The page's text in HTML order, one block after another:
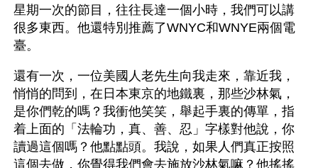
星期一次的節目，往往長達一個小時，我們可以講
很多東西。他還特別推薦了WNYC和WNYE兩個電
臺。
還有一次，一位美國人老先生向我走來，靠近我，
悄悄的問到，在日本東京的地鐵裏，那些沙林氣，
是你們乾的嗎？我衝他笑笑，舉起手裏的傳單，指
着上面的「法輪功，真、善、忍」字樣對他說，你
讀過這個嗎？他點點頭。我說，如果人們真正按照
這個去做，你覺得我們會去施放沙林氣嘛？他搖搖